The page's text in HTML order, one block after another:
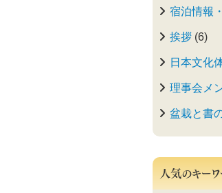
宿泊情報
挨拶 (6)
日本文化
理事会メ
盆栽と書
人気のキーワ